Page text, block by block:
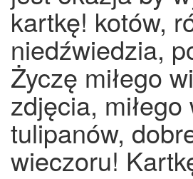
kartkę! kotów,
niedźwiedzia,
Życzę miłego
zdjęcia,
tulipanów,
wieczoru!